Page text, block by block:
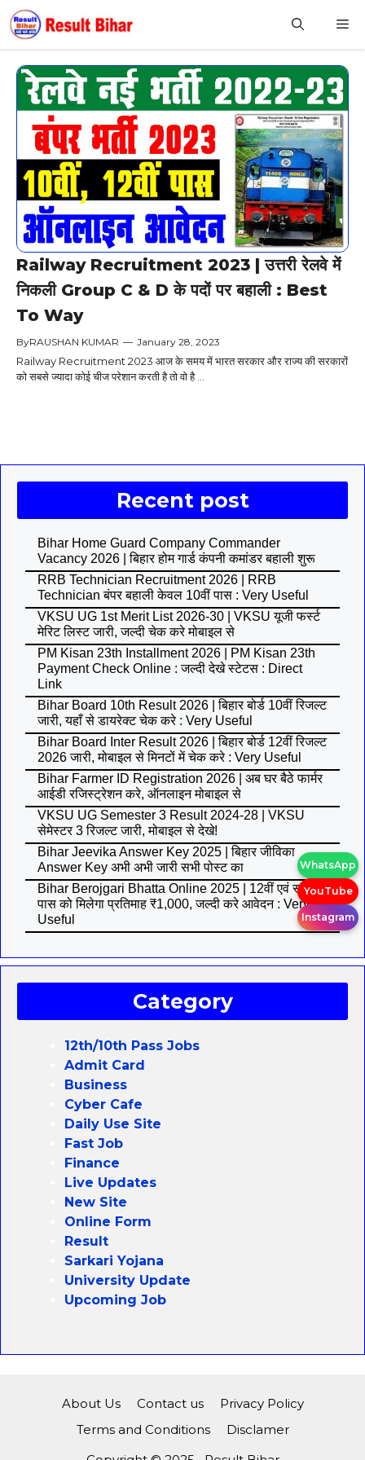
Skip
to
content
Railway Recruitment 2023 | उत्तरी रेलवे में
निकली Group C & D के पदों पर बहाली : Best
To Way
ByRAUSHAN KUMAR — January 28, 2023
Railway Recruitment 2023 आज के समय में भारत सरकार और राज्य की सरकारों
को सबसे ज्यादा कोई चीज परेशान करती है तो वो है ...
Recent post
Bihar Home Guard Company Commander
Vacancy 2026 | बिहार होम गार्ड कंपनी कमांडर बहाली शुरू
RRB Technician Recruitment 2026 | RRB
Technician बंपर बहाली केवल 10वीं पास : Very Useful
VKSU UG 1st Merit List 2026-30 | VKSU यूजी फर्स्ट
मेरिट लिस्ट जारी, जल्दी चेक करे मोबाइल से
PM Kisan 23th Installment 2026 | PM Kisan 23th
Payment Check Online : जल्दी देखे स्टेटस : Direct
Link
Bihar Board 10th Result 2026 | बिहार बोर्ड 10वीं रिजल्ट
जारी, यहाँ से डायरेक्ट चेक करे : Very Useful
Bihar Board Inter Result 2026 | बिहार बोर्ड 12वीं रिजल्ट
2026 जारी, मोबाइल से मिनटों में चेक करे : Very Useful
Bihar Farmer ID Registration 2026 | अब घर बैठे फार्मर
आईडी रजिस्ट्रेशन करे, ऑनलाइन मोबाइल से
VKSU UG Semester 3 Result 2024-28 | VKSU
सेमेस्टर 3 रिजल्ट जारी, मोबाइल से देखे!
Bihar Jeevika Answer Key 2025 | बिहार जीविका
Answer Key अभी अभी जारी सभी पोस्ट का
Bihar Berojgari Bhatta Online 2025 | 12वीं एवं स्नातक
पास को मिलेगा प्रतिमाह ₹1,000, जल्दी करे आवेदन : Very
Useful
Category
12th/10th Pass Jobs
Admit Card
Business
Cyber Cafe
Daily Use Site
Fast Job
Finance
Live Updates
New Site
Online Form
Result
Sarkari Yojana
University Update
Upcoming Job
About Us Contact us
Privacy Policy
Terms and Conditions
Disclamer
WhatsApp
YouTube
Instagram